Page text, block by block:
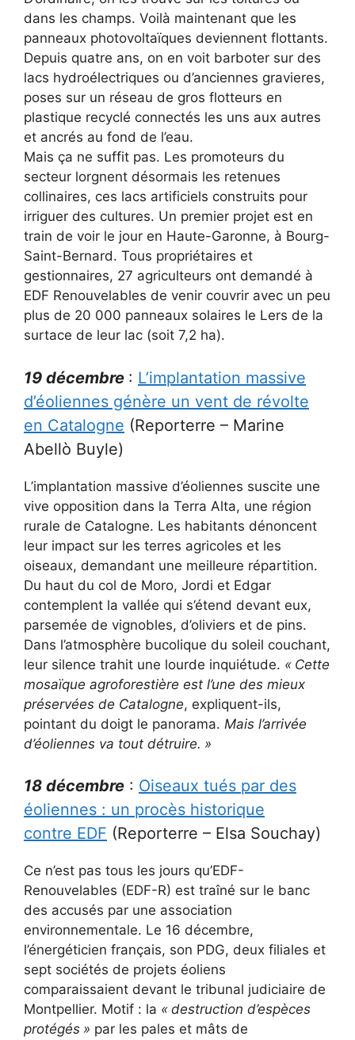
dans les champs. Voilà maintenant que les
panneaux photovoltaïques deviennent flottants.
Depuis quatre ans, on en voit barboter sur des
lacs hydroélectriques ou d’anciennes gravieres,
poses sur un réseau de gros flotteurs en
plastique recyclé connectés les uns aux autres
et ancrés au fond de l’eau.
Mais ça ne suffit pas. Les promoteurs du
secteur lorgnent désormais les retenues
collinaires, ces lacs artificiels construits pour
irriguer des cultures. Un premier projet est en
train de voir le jour en Haute-Garonne, à Bourg-
Saint-Bernard. Tous propriétaires et
gestionnaires, 27 agriculteurs ont demandé à
EDF Renouvelables de venir couvrir avec un peu
plus de 20 000 panneaux solaires le Lers de la
surtace de leur lac (soit 7,2 ha).
19 décembre : L’implantation massive
d’éoliennes génère un vent de révolte
en Catalogne (Reporterre – Marine
Abellò Buyle)
L’implantation massive d’éoliennes suscite une
vive opposition dans la Terra Alta, une région
rurale de Catalogne. Les habitants dénoncent
leur impact sur les terres agricoles et les
oiseaux, demandant une meilleure répartition.
Du haut du col de Moro, Jordi et Edgar
contemplent la vallée qui s’étend devant eux,
parsemée de vignobles, d’oliviers et de pins.
Dans l’atmosphère bucolique du soleil couchant,
leur silence trahit une lourde inquiétude. « Cette
mosaïque agroforestière est l’une des mieux
préservées de Catalogne, expliquent-ils,
pointant du doigt le panorama. Mais l’arrivée
d’éoliennes va tout détruire. »
18 décembre : Oiseaux tués par des
éoliennes : un procès historique
contre EDF (Reporterre – Elsa Souchay)
Ce n’est pas tous les jours qu’EDF-
Renouvelables (EDF-R) est traîné sur le banc
des accusés par une association
environnementale. Le 16 décembre,
l’énergéticien français, son PDG, deux filiales et
sept sociétés de projets éoliens
comparaissaient devant le tribunal judiciaire de
Montpellier. Motif : la « destruction d’espèces
protégés » par les pales et mâts de